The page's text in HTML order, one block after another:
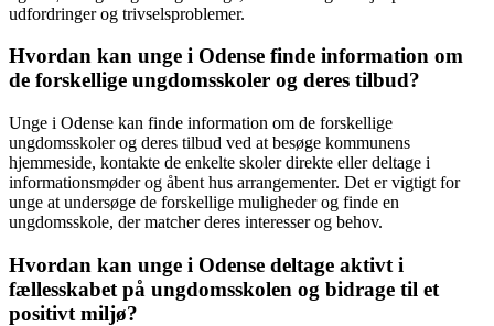
udfordringer og trivselsproblemer.
Hvordan kan unge i Odense finde information om
de forskellige ungdomsskoler og deres tilbud?
Unge i Odense kan finde information om de forskellige
ungdomsskoler og deres tilbud ved at besøge kommunens
hjemmeside, kontakte de enkelte skoler direkte eller deltage i
informationsmøder og åbent hus arrangementer. Det er vigtigt for
unge at undersøge de forskellige muligheder og finde en
ungdomsskole, der matcher deres interesser og behov.
Hvordan kan unge i Odense deltage aktivt i
fællesskabet på ungdomsskolen og bidrage til et
positivt miljø?